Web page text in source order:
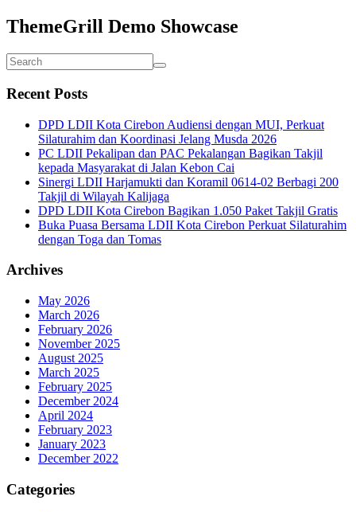
ThemeGrill Demo Showcase
Recent Posts
DPD LDII Kota Cirebon Audiensi dengan MUI, Perkuat
Silaturahim dan Koordinasi Jelang Musda 2026
PC LDII Pekalipan dan PAC Pekalangan Bagikan Takjil
kepada Masyarakat di Jalan Kebon Cai
Sinergi LDII Harjamukti dan Koramil 0614-02 Berbagi 200
Takjil di Wilayah Kalijaga
DPD LDII Kota Cirebon Bagikan 1.050 Paket Takjil Gratis
Buka Puasa Bersama LDII Kota Cirebon Perkuat Silaturahim
dengan Toga dan Tomas
Archives
May 2026
March 2026
February 2026
November 2025
August 2025
March 2025
February 2025
December 2024
April 2024
February 2023
January 2023
December 2022
Categories